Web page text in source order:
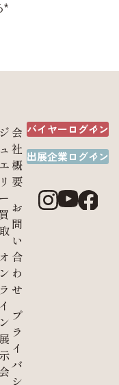
*
ジ
ュ
エ
リ
ー
買
取
オ
ン
ラ
イ
ン
展
示
会
会
社
概
要
お
問
い
合
わ
せ
プ
ラ
イ
バ
シ
バイヤーログイン
出展企業ログイン